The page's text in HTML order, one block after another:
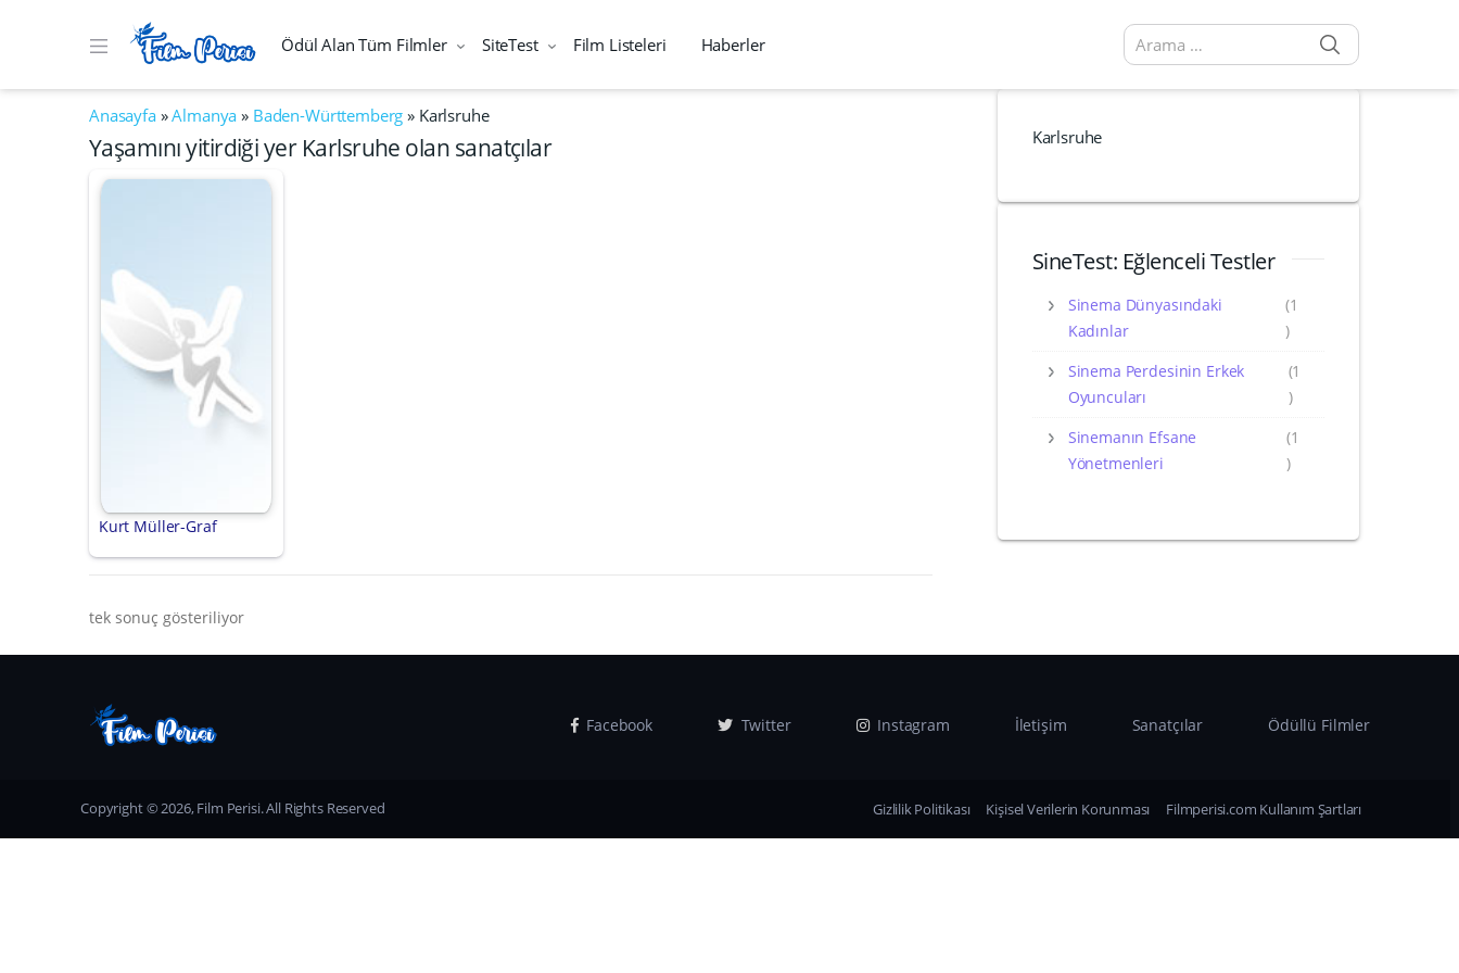
Ödül Alan Tüm Filmler SiteTest Film Listeleri Haberler
Arama sonuçları:
Anasayfa»Almanya » Baden-Württemberg » Karlsruhe
Yaşamını yitirdiği yer Karlsruhe olan sanatçılar
Kurt Müller-Graf
tek sonuç gösteriliyor
Karlsruhe
SineTest: Eğlenceli Testler
Sinema Dünyasındaki
Kadınlar
(1
)
Sinema Perdesinin Erkek
Oyuncuları
(1
)
Sinemanın Efsane
Yönetmenleri
(1
)
Facebook Twitter Instagram İletişim Sanatçılar Ödüllü Filmler
Copyright © 2026, Film Perisi. All Rights Reserved Gizlilik Politikası Kişisel Verilerin Korunması Filmperisi.com Kullanım Şartları